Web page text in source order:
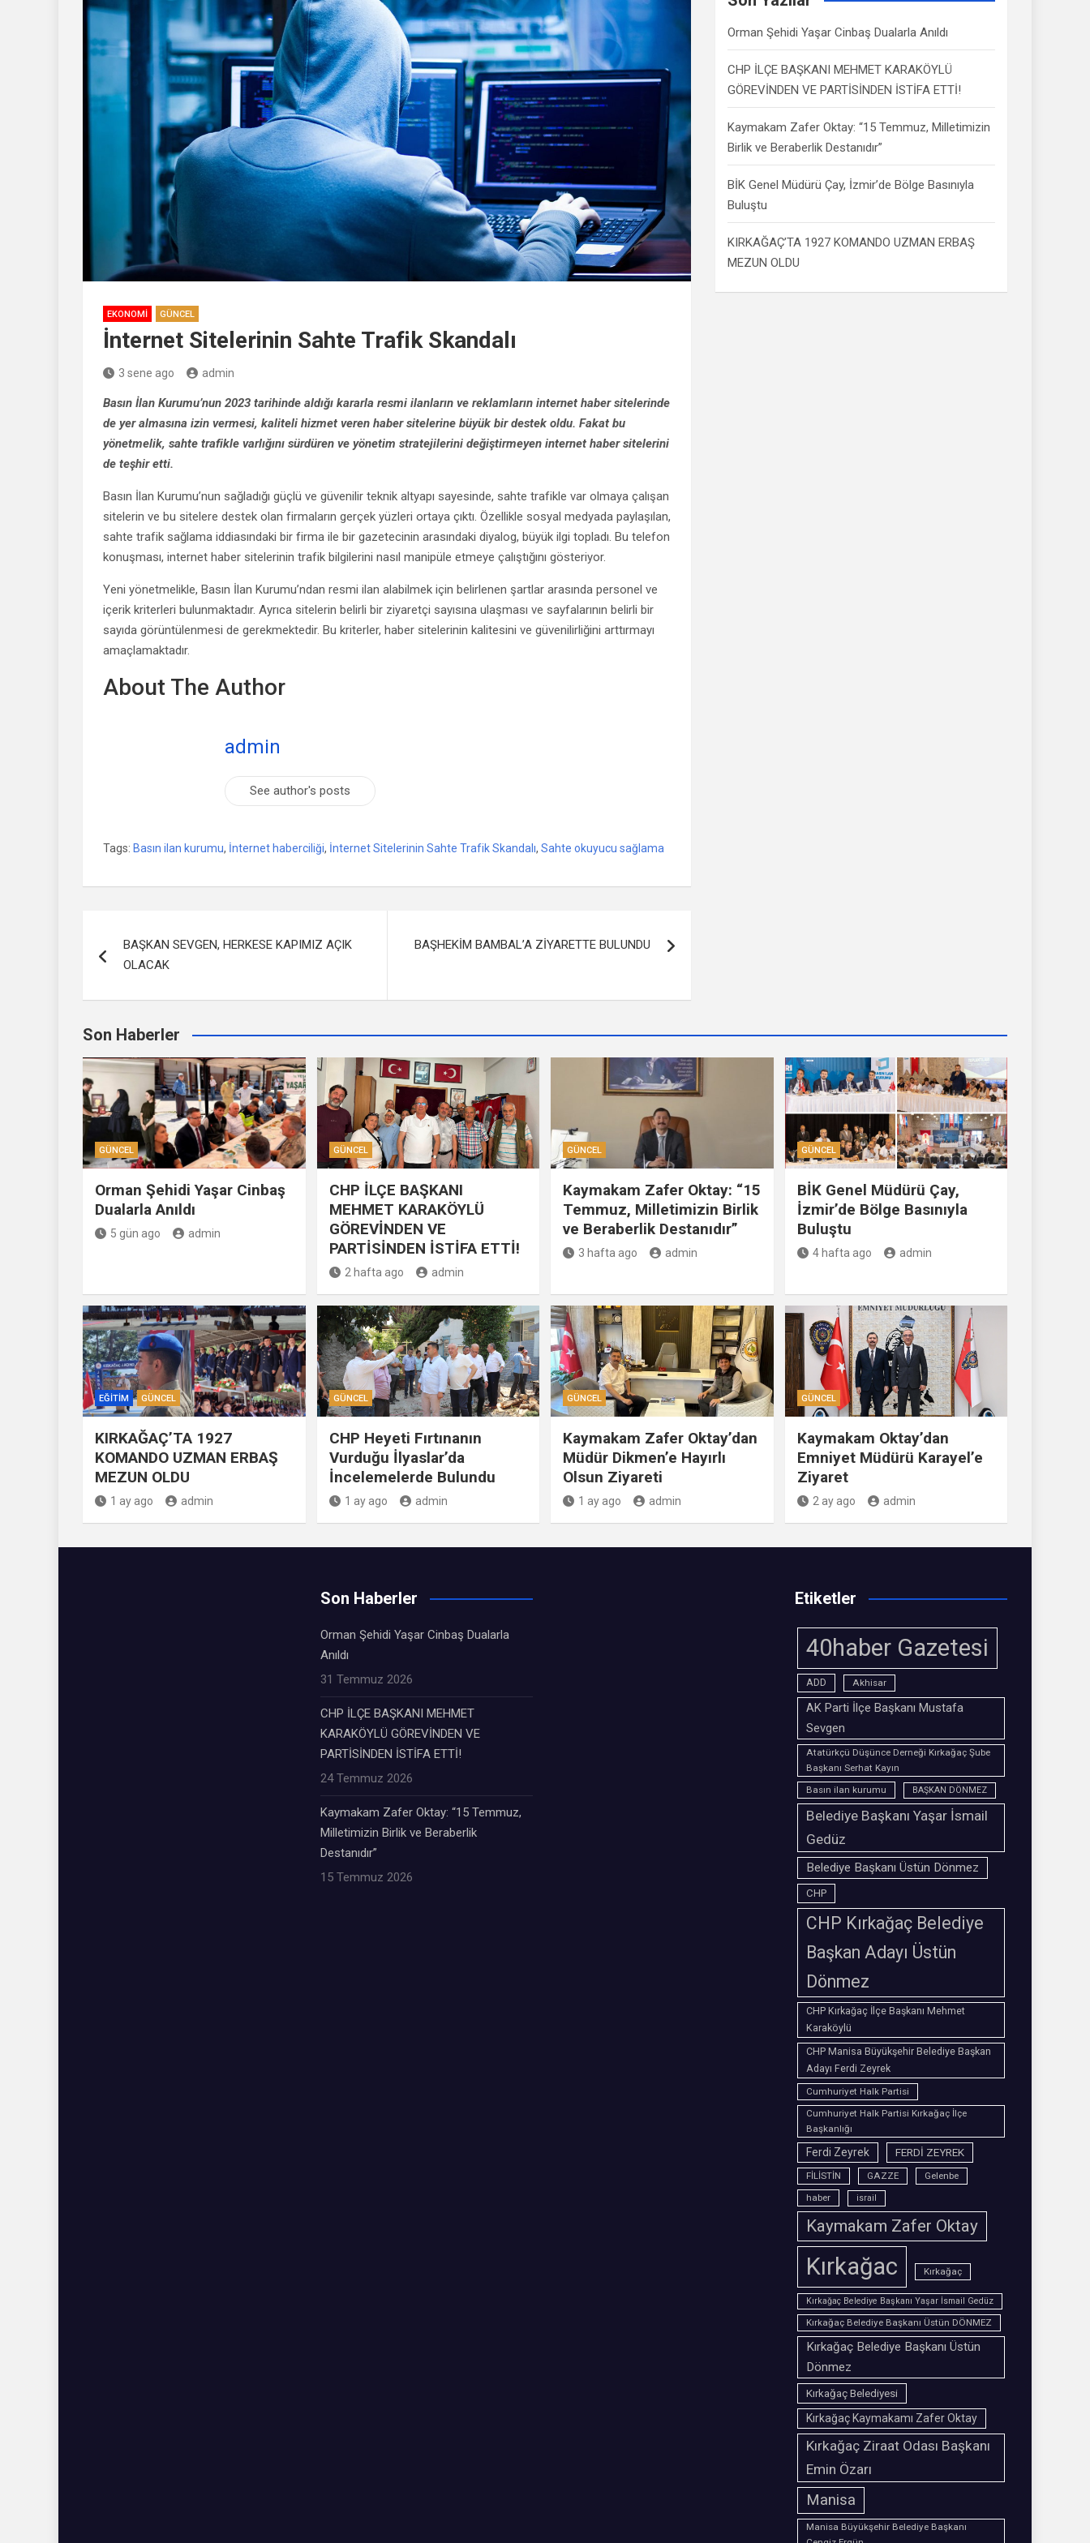
EKONOMI GÜNCEL
İnternet Sitelerinin Sahte Trafik Skandalı
3 sene ago admin
Basın İlan Kurumu’nun 2023 tarihinde aldığı kararla resmi ilanların ve reklamların internet haber sitelerinde
de yer almasına izin vermesi, kaliteli hizmet veren haber sitelerine büyük bir destek oldu. Fakat bu
yönetmelik, sahte trafikle varlığını sürdüren ve yönetim stratejilerini değiştirmeyen internet haber sitelerini
de teşhir etti.
Basın İlan Kurumu’nun sağladığı güçlü ve güvenilir teknik altyapı sayesinde, sahte trafikle var olmaya çalışan
sitelerin ve bu sitelere destek olan firmaların gerçek yüzleri ortaya çıktı. Özellikle sosyal medyada paylaşılan,
sahte trafik sağlama iddiasındaki bir firma ile bir gazetecinin arasındaki diyalog, büyük ilgi topladı. Bu telefon
konuşması, internet haber sitelerinin trafik bilgilerini nasıl manipüle etmeye çalıştığını gösteriyor.
Yeni yönetmelikle, Basın İlan Kurumu’ndan resmi ilan alabilmek için belirlenen şartlar arasında personel ve
içerik kriterleri bulunmaktadır. Ayrıca sitelerin belirli bir ziyaretçi sayısına ulaşması ve sayfalarının belirli bir
sayıda görüntülenmesi de gerekmektedir. Bu kriterler, haber sitelerinin kalitesini ve güvenilirliğini arttırmayı
amaçlamaktadır.
About The Author
admin
See author's posts
Tags: Basın ilan kurumu, İnternet haberciliği, İnternet Sitelerinin Sahte Trafik Skandalı, Sahte okuyucu sağlama
dolaşımı
BAŞKAN SEVGEN, HERKESE KAPIMIZ AÇIK
OLACAK
BAŞHEKİM BAMBAL’A ZİYARETTE BULUNDU
Orman Şehidi Yaşar Cinbaş Dualarla Anıldı
CHP İLÇE BAŞKANI MEHMET KARAKÖYLÜ
GÖREVİNDEN VE PARTİSİNDEN İSTİFA ETTİ!
Kaymakam Zafer Oktay: “15 Temmuz, Milletimizin
Birlik ve Beraberlik Destanıdır”
BİK Genel Müdürü Çay, İzmir’de Bölge Basınıyla
Buluştu
KIRKAĞAÇ’TA 1927 KOMANDO UZMAN ERBAŞ
MEZUN OLDU
Son Haberler
GÜNCEL
Orman Şehidi Yaşar Cinbaş
Dualarla Anıldı
5 gün ago admin
GÜNCEL
CHP İLÇE BAŞKANI
MEHMET KARAKÖYLÜ
GÖREVİNDEN VE
PARTİSİNDEN İSTİFA ETTİ!
2 hafta ago admin
GÜNCEL
Kaymakam Zafer Oktay: “15
Temmuz, Milletimizin Birlik
ve Beraberlik Destanıdır”
3 hafta ago admin
GÜNCEL
BİK Genel Müdürü Çay,
İzmir’de Bölge Basınıyla
Buluştu
4 hafta ago admin
EĞITIM GÜNCEL
KIRKAĞAÇ’TA 1927
KOMANDO UZMAN ERBAŞ
MEZUN OLDU
1 ay ago admin
GÜNCEL
CHP Heyeti Fırtınanın
Vurduğu İlyaslar’da
İncelemelerde Bulundu
1 ay ago admin
GÜNCEL
Kaymakam Zafer Oktay’dan
Müdür Dikmen’e Hayırlı
Olsun Ziyareti
1 ay ago admin
GÜNCEL
Kaymakam Oktay’dan
Emniyet Müdürü Karayel’e
Ziyaret
2 ay ago admin
Son Haberler
Orman Şehidi Yaşar Cinbaş Dualarla
Anıldı
31 Temmuz 2026
CHP İLÇE BAŞKANI MEHMET
KARAKÖYLÜ GÖREVİNDEN VE
PARTİSİNDEN İSTİFA ETTİ!
24 Temmuz 2026
Kaymakam Zafer Oktay: “15 Temmuz,
Milletimizin Birlik ve Beraberlik
Destanıdır”
15 Temmuz 2026
Etiketler
40haber Gazetesi
ADD Akhisar
AK Parti İlçe Başkanı Mustafa
Sevgen
Atatürkçü Düşünce Derneği Kırkağaç Şube
Başkanı Serhat Kayın
Basın ilan kurumu
BAŞKAN DÖNMEZ
Belediye Başkanı Yaşar İsmail
Gedüz
Belediye Başkanı Üstün Dönmez
CHP
CHP Kırkağaç Belediye
Başkan Adayı Üstün
Dönmez
CHP Kırkağaç İlçe Başkanı Mehmet
Karaköylü
CHP Manisa Büyükşehir Belediye Başkan
Adayı Ferdi Zeyrek
Cumhuriyet Halk Partisi
Cumhuriyet Halk Partisi Kırkağaç İlçe
Başkanlığı
Ferdi Zeyrek FERDİ ZEYREK
FİLİSTİN GAZZE
Gelenbe
haber
israil
Kaymakam Zafer Oktay
Kırkağac Kırkağaç
Kırkağaç Belediye Başkanı Yaşar İsmail Gedüz
Kırkağaç Belediye Başkanı Üstün DÖNMEZ
Kırkağaç Belediye Başkanı Üstün
Dönmez
Kırkağaç Belediyesi
Kırkağaç Kaymakamı Zafer Oktay
Kırkağaç Ziraat Odası Başkanı
Emin Özarı
Manisa
Manisa Büyükşehir Belediye Başkanı